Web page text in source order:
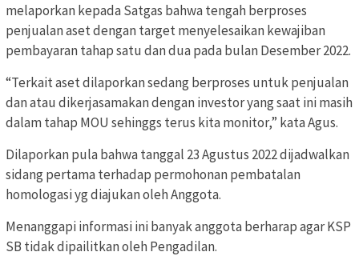
melaporkan kepada Satgas bahwa tengah berproses
penjualan aset dengan target menyelesaikan kewajiban
pembayaran tahap satu dan dua pada bulan Desember 2022.
“Terkait aset dilaporkan sedang berproses untuk penjualan
dan atau dikerjasamakan dengan investor yang saat ini masih
dalam tahap MOU sehinggs terus kita monitor,” kata Agus.
Dilaporkan pula bahwa tanggal 23 Agustus 2022 dijadwalkan
sidang pertama terhadap permohonan pembatalan
homologasi yg diajukan oleh Anggota.
Menanggapi informasi ini banyak anggota berharap agar KSP
SB tidak dipailitkan oleh Pengadilan.